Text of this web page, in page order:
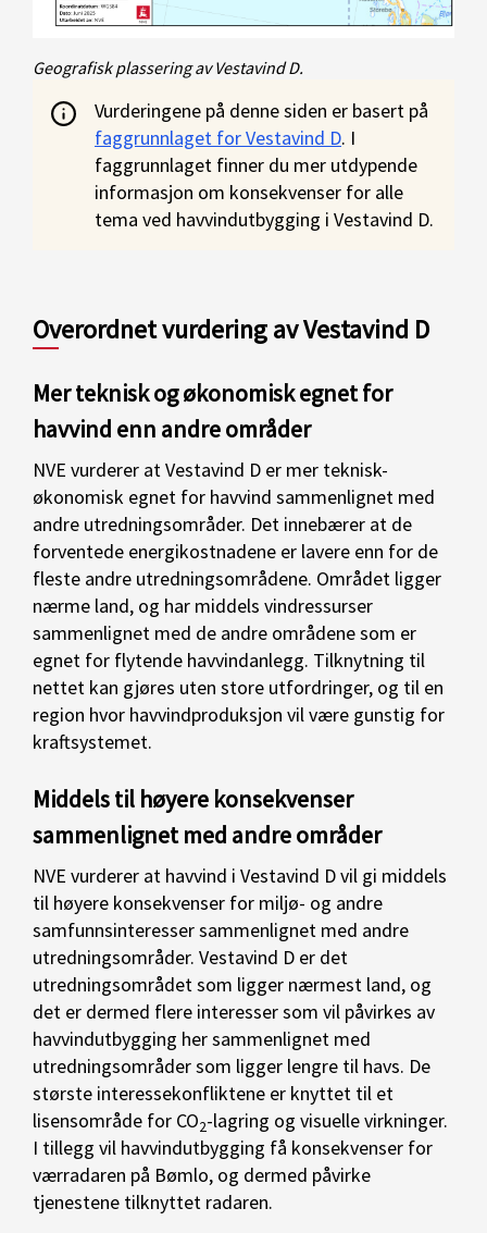
Geografisk plassering av Vestavind D.
Vurderingene på denne siden er basert på
faggrunnlaget for Vestavind D. I
faggrunnlaget finner du mer utdypende
informasjon om konsekvenser for alle
tema ved havvindutbygging i Vestavind D.
Overordnet vurdering av Vestavind D
Mer teknisk og økonomisk egnet for
havvind enn andre områder
NVE vurderer at Vestavind D er mer teknisk-
økonomisk egnet for havvind sammenlignet med
andre utredningsområder. Det innebærer at de
forventede energikostnadene er lavere enn for de
fleste andre utredningsområdene. Området ligger
nærme land, og har middels vindressurser
sammenlignet med de andre områdene som er
egnet for flytende havvindanlegg. Tilknytning til
nettet kan gjøres uten store utfordringer, og til en
region hvor havvindproduksjon vil være gunstig for
kraftsystemet.
Middels til høyere konsekvenser
sammenlignet med andre områder
NVE vurderer at havvind i Vestavind D vil gi middels
til høyere konsekvenser for miljø- og andre
samfunnsinteresser sammenlignet med andre
utredningsområder. Vestavind D er det
utredningsområdet som ligger nærmest land, og
det er dermed flere interesser som vil påvirkes av
havvindutbygging her sammenlignet med
utredningsområder som ligger lengre til havs. De
største interessekonfliktene er knyttet til et
lisensområde for CO2-lagring og visuelle virkninger.
I tillegg vil havvindutbygging få konsekvenser for
værradaren på Bømlo, og dermed påvirke
tjenestene tilknyttet radaren.